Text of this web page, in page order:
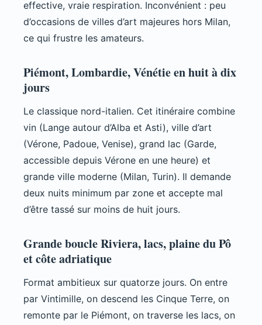
effective, vraie respiration. Inconvénient : peu
d’occasions de villes d’art majeures hors Milan,
ce qui frustre les amateurs.
Piémont, Lombardie, Vénétie en huit à dix
jours
Le classique nord-italien. Cet itinéraire combine
vin (Lange autour d’Alba et Asti), ville d’art
(Vérone, Padoue, Venise), grand lac (Garde,
accessible depuis Vérone en une heure) et
grande ville moderne (Milan, Turin). Il demande
deux nuits minimum par zone et accepte mal
d’être tassé sur moins de huit jours.
Grande boucle Riviera, lacs, plaine du Pô
et côte adriatique
Format ambitieux sur quatorze jours. On entre
par Vintimille, on descend les Cinque Terre, on
remonte par le Piémont, on traverse les lacs, on